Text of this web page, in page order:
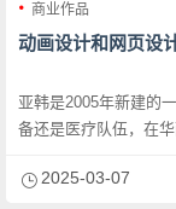
商业作品
动画设计和网页设
亚韩是2005年新建的
备还是医疗队伍，在
2025-03-07